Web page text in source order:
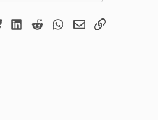
BlueskyLinkedIn
Reddit WhatsApp
EmailUmieść Link